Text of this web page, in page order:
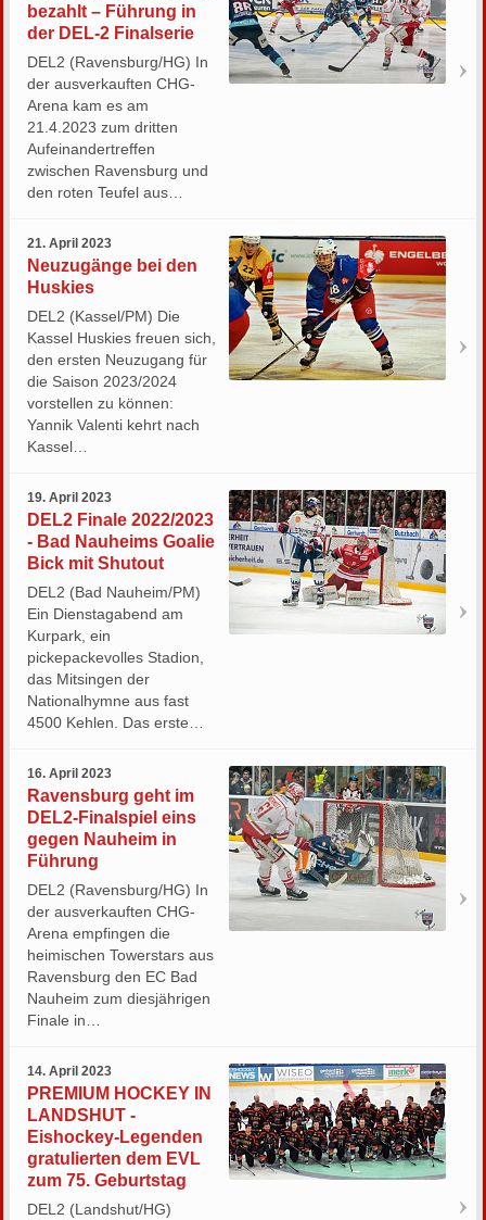
bezahlt – Führung in
der DEL-2 Finalserie
DEL2 (Ravensburg/HG) In
der ausverkauften CHG-
Arena kam es am
21.4.2023 zum dritten
Aufeinandertreffen
zwischen Ravensburg und
den roten Teufel aus…
21. April 2023
Neuzugänge bei den
Huskies
DEL2 (Kassel/PM) Die
Kassel Huskies freuen sich,
den ersten Neuzugang für
die Saison 2023/2024
vorstellen zu können:
Yannik Valenti kehrt nach
Kassel…
19. April 2023
DEL2 Finale 2022/2023
- Bad Nauheims Goalie
Bick mit Shutout
DEL2 (Bad Nauheim/PM)
Ein Dienstagabend am
Kurpark, ein
pickepackevolles Stadion,
das Mitsingen der
Nationalhymne aus fast
4500 Kehlen. Das erste…
16. April 2023
Ravensburg geht im
DEL2-Finalspiel eins
gegen Nauheim in
Führung
DEL2 (Ravensburg/HG) In
der ausverkauften CHG-
Arena empfingen die
heimischen Towerstars aus
Ravensburg den EC Bad
Nauheim zum diesjährigen
Finale in…
14. April 2023
PREMIUM HOCKEY IN
LANDSHUT -
Eishockey-Legenden
gratulierten dem EVL
zum 75. Geburtstag
DEL2 (Landshut/HG)